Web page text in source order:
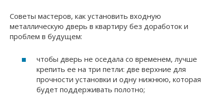
Советы мастеров, как установить входную
металлическую дверь в квартиру без доработок и
проблем в будущем:
чтобы дверь не оседала со временем, лучше
крепить ее на три петли: две верхние для
прочности установки и одну нижнюю, которая
будет поддерживать полотно;